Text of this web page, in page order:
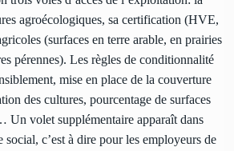
agroécologiques, sa certification (HVE,
(surfaces en terre arable, en prairies
pérennes). Les règles de conditionnalité
mise en place de la couverture
des cultures, pourcentage de surfaces
Un volet supplémentaire apparaît dans
c’est à dire pour les employeurs de